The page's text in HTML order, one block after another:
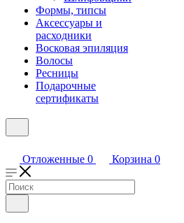
Формы, типсы
Аксессуары и
расходники
Восковая эпиляция
Волосы
Ресницы
Подарочные
сертификаты
Отложенные 0 Корзина 0